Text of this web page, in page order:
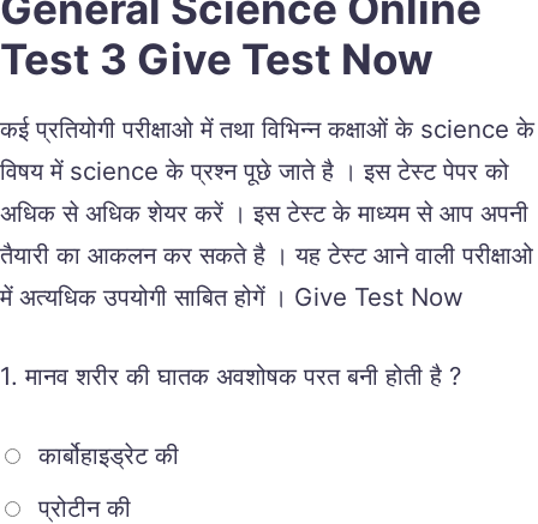
Test 3 Give Test Now
कई प्रतियोगी परीक्षाओ में तथा विभिन्न कक्षाओं के science के
विषय में science के प्रश्न पूछे जाते है । इस टेस्ट पेपर को
अधिक से अधिक शेयर करें । इस टेस्ट के माध्यम से आप अपनी
तैयारी का आकलन कर सकते है । यह टेस्ट आने वाली परीक्षाओ
में अत्यधिक उपयोगी साबित होगें । Give Test Now
1.मानव शरीर की घातक अवशोषक परत बनी होती है ?
कार्बोहाइड्रेट की
प्रोटीन की